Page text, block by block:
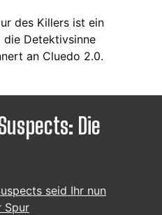
des Killers ist ein
die Detektivsinne
an Cluedo 2.0.
Die
seid Ihr nun
Spur